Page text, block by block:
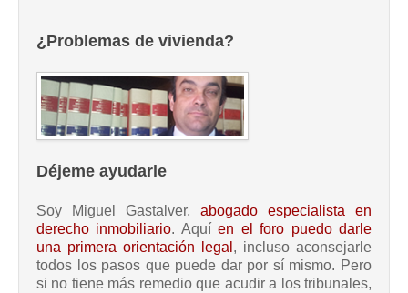
¿Problemas de vivienda?
Déjeme ayudarle
Soy Miguel Gastalver, abogado especialista en
derecho inmobiliario. Aquíen el foro puedo darle
una primera orientación legal , incluso aconsejarle
todos los pasos que puede dar por sí mismo. Pero
si no tiene más remedio que acudir a los tribunales,